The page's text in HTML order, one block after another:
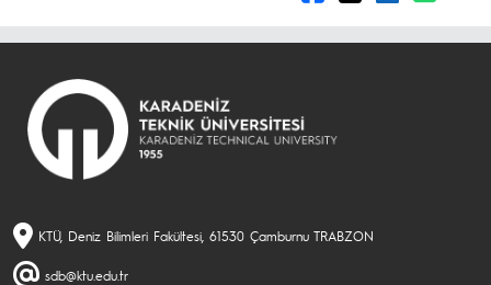
KTÜ, Deniz Bilimleri Fakültesi, 61530 Çamburnu TRABZON
sdb@ktu.edu.tr